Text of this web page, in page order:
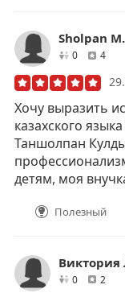
Sholpan M.
0друзей
4
Хочу выразить
казахского
Таншолпан
детям, моя
Полезный
Виктория
0друзей
2